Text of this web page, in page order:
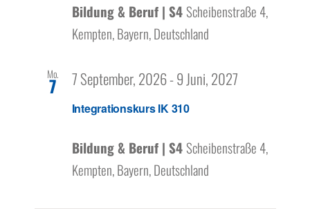
Bildung & Beruf | S4 Scheibenstraße 4,
Kempten, Bayern, Deutschland
Mo.
7
Integrationskurs IK 310
7 September, 2026-9 Juni, 2027
Bildung & Beruf | S4 Scheibenstraße 4,
Kempten, Bayern, Deutschland